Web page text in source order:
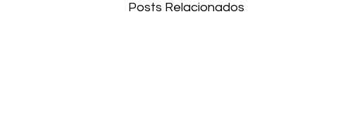
Posts Relacionados